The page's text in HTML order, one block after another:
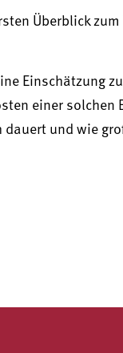
Überblick
Einschätzung
einer
und wie